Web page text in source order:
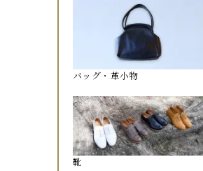
バッグ・革小物
靴